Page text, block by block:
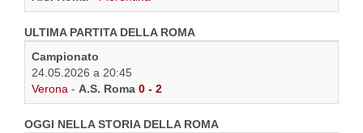
ULTIMA PARTITA DELLA ROMA
Campionato
24.05.2026 a 20:45
Verona - A.S. Roma 0 - 2
OGGI NELLA STORIA DELLA ROMA